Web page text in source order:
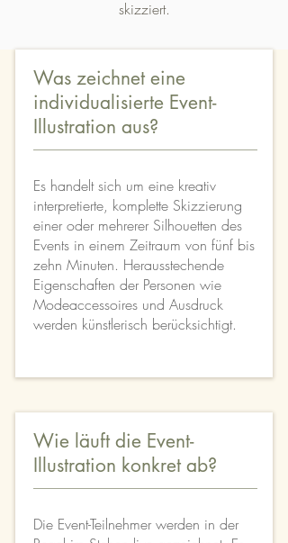
skizziert.
Was zeichnet eine
individualisierte Event-
Illustration aus?
Es handelt sich um eine kreativ
interpretierte, komplette Skizzierung
einer oder mehrerer Silhouetten des
Events in einem Zeitraum von fünf bis
zehn Minuten. Herausstechende
Eigenschaften der Personen wie
Modeaccessoires und Ausdruck
werden künstlerisch berücksichtigt.
Wie läuft die Event-
Illustration konkret ab?
Die Event-Teilnehmer werden in der